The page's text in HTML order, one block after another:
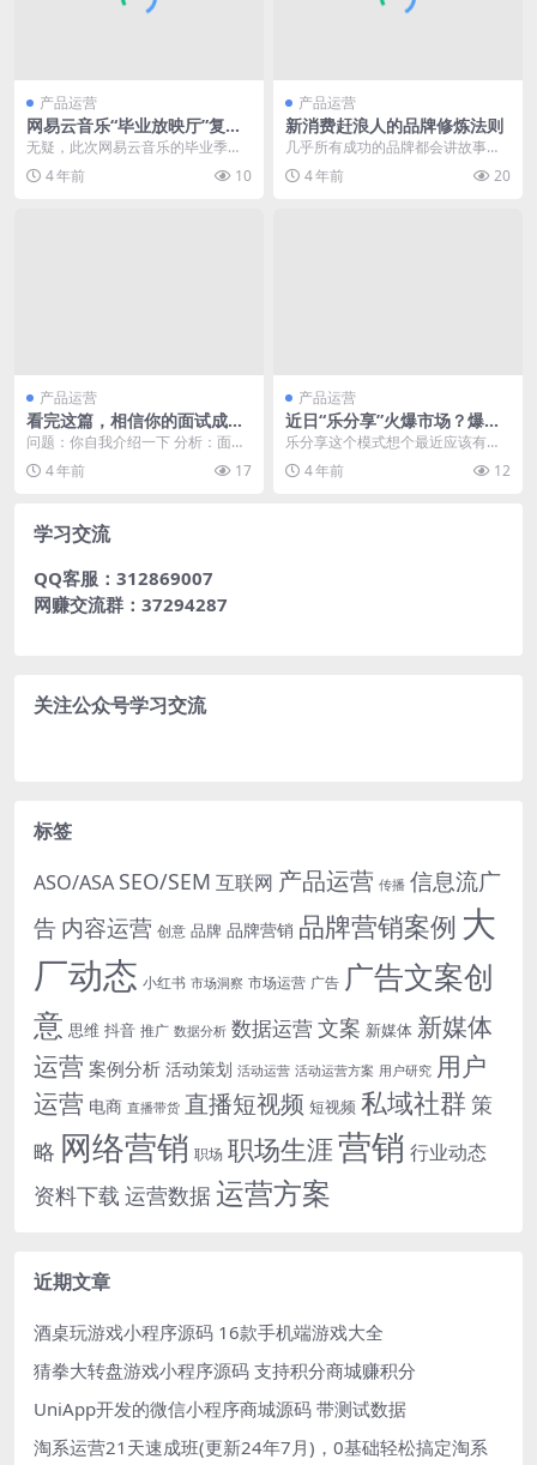
产品运营
网易云音乐“毕业放映厅”复
盘：巧抓三点，玩转借势营销
无疑，此次网易云音乐的毕业季借
势营销，又抓住了“情感牌”，成功俘
获了这些正在挥别...
4 年前 10
产品运营
新消费赶浪人的品牌修炼法则
几乎所有成功的品牌都会讲故事，2
015年，百岁山一支历史故事，打
开中国高端水市场...
4 年前 20
产品运营
看完这篇，相信你的面试成功
率增加一半
问题：你自我介绍一下 分析：面试
官让你自我介绍以下，一个是为了
从你的自我介绍中抽...
4 年前 17
产品运营
近日“乐分享”火爆市场？爆料
——乐分享模式的底层逻辑解
析
乐分享这个模式想个最近应该有很
多小伙伴们知道了或者听说过了，
一个刚刚上线的新平台...
4 年前 12
学习交流
QQ客服：312869007
网赚交流群：37294287
关注公众号学习交流
标签
ASO/ASA SEO/SEM 互联网 产品运营 传播 信息流广
告 内容运营 创意 品牌 品牌营销 品牌营销案例 大
厂动态 小红书 市场洞察 市场运营 广告 广告文案创
意 思维 抖音 推广 数据分析 数据运营文案 新媒体 新媒体
运营 案例分析 活动策划 活动运营 活动运营方案 用户研究 用户
运营 电商 直播带货 直播短视频 短视频 私域社群 策
略 网络营销 职场 职场生涯营销 行业动态
资料下载 运营数据运营方案
近期文章
酒桌玩游戏小程序源码 16款手机端游戏大全
猜拳大转盘游戏小程序源码 支持积分商城赚积分
UniApp开发的微信小程序商城源码 带测试数据
淘系运营21天速成班(更新24年7月)，0基础轻松搞定淘系